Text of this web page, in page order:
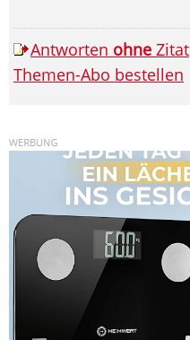
Antworten ohne Zitat
Themen-Abo bestellen